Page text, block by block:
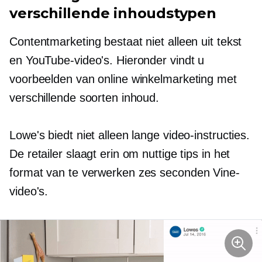
verschillende inhoudstypen
Contentmarketing bestaat niet alleen uit tekst
en YouTube-video's. Hieronder vindt u
voorbeelden van online winkelmarketing met
verschillende soorten inhoud.
Lowe's biedt niet alleen lange video-instructies.
De retailer slaagt erin om nuttige tips in het
format van te verwerken zes seconden Vine-
video's.